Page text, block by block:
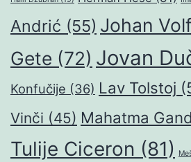
Andrić (55) Johan
Gete (72) Jovan
Konfučije (36) Lav Tolstoj
Vinči (45) Mahatma
Tulije Ciceron (81)